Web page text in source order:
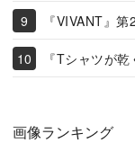
『VIVANT』
『Tシャツが
画像ランキング